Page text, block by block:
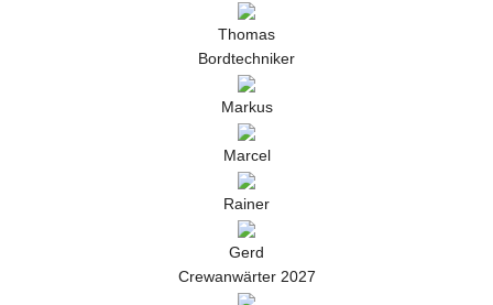
Thomas
Bordtechniker
Markus
Marcel
Rainer
Gerd
Crewanwärter 2027